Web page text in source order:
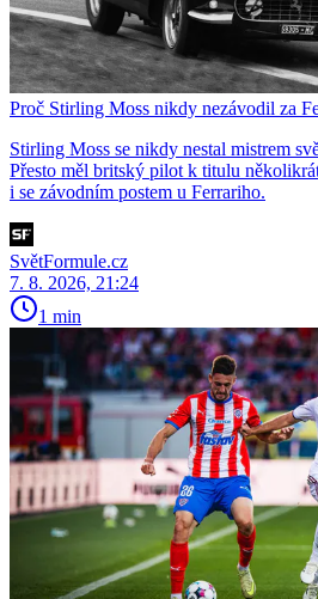
Proč Stirling Moss nikdy nezávodil za
Stirling Moss se nikdy nestal mistrem
Přesto měl britský pilot k titulu
i se závodním postem u Ferrariho.
SvětFormule.cz
7. 8. 2026, 21:24
1 min